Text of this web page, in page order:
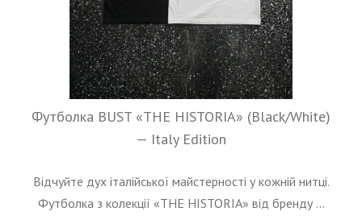
Футболка BUST «THE HISTORIA» (Black/White)
— Italy Edition
Відчуйте дух італійської майстерності у кожній нитці.
Футболка з колекції «THE HISTORIA» від бренду ...